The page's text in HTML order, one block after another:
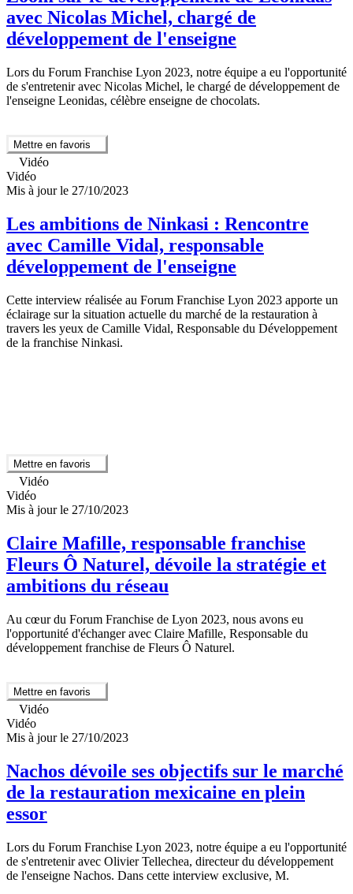
avec Nicolas Michel, chargé de
développement de l'enseigne
Lors du Forum Franchise Lyon 2023, notre équipe a eu l'opportunité
de s'entretenir avec Nicolas Michel, le chargé de développement de
l'enseigne Leonidas, célèbre enseigne de chocolats.
Mettre en favoris
Vidéo
Vidéo
Mis à jour le 27/10/2023
Les ambitions de Ninkasi : Rencontre
avec Camille Vidal, responsable
développement de l'enseigne
Cette interview réalisée au Forum Franchise Lyon 2023 apporte un
éclairage sur la situation actuelle du marché de la restauration à
travers les yeux de Camille Vidal, Responsable du Développement
de la franchise Ninkasi.
Mettre en favoris
Vidéo
Vidéo
Mis à jour le 27/10/2023
Claire Mafille, responsable franchise
Fleurs Ô Naturel, dévoile la stratégie et
ambitions du réseau
Au cœur du Forum Franchise de Lyon 2023, nous avons eu
l'opportunité d'échanger avec Claire Mafille, Responsable du
développement franchise de Fleurs Ô Naturel.
Mettre en favoris
Vidéo
Vidéo
Mis à jour le 27/10/2023
Nachos dévoile ses objectifs sur le marché
de la restauration mexicaine en plein
essor
Lors du Forum Franchise Lyon 2023, notre équipe a eu l'opportunité
de s'entretenir avec Olivier Tellechea, directeur du développement
de l'enseigne Nachos. Dans cette interview exclusive, M.